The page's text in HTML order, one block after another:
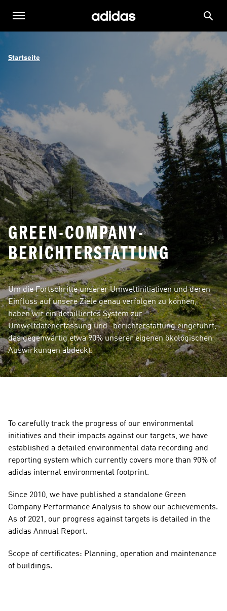
Startseite
GREEN-COMPANY-
BERICHTERSTATTUNG
Um die Fortschritte unserer Umweltinitiativen und deren
Einfluss auf unsere Ziele genau verfolgen zu können,
haben wir ein detailliertes System zur
Umweltdatenerfassung und -berichterstattung eingeführt,
das gegenwärtig etwa 90% unserer eigenen ökologischen
Auswirkungen abdeckt.
To carefully track the progress of our environmental
initiatives and their impacts against our targets, we have
established a detailed environmental data recording and
reporting system which currently covers more than 90% of
adidas internal environmental footprint.
Since 2010, we have published a standalone Green
Company Performance Analysis to show our achievements.
As of 2021, our progress against targets is detailed in the
adidas Annual Report.
Scope of certificates: Planning, operation and maintenance
of buildings.